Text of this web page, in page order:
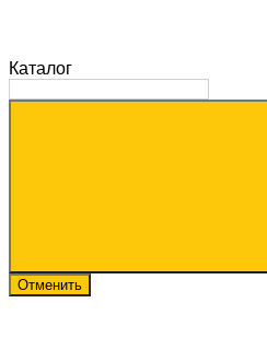
Каталог
Отменить